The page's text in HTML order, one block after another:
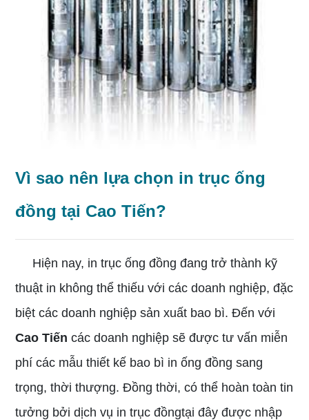
Vì sao nên lựa chọn in trục ống
đồng tại Cao Tiến?
Hiện nay, in trục ống đồng đang trở thành kỹ
thuật in không thể thiếu với các doanh nghiệp, đặc
biệt các doanh nghiệp sản xuất bao bì. Đến với
Cao Tiếncác doanh nghiệp sẽ được tư vấn miễn
phí các mẫu thiết kế bao bì in ống đồng sang
trọng, thời thượng. Đồng thời, có thể hoàn toàn tin
tưởng bởi dịch vụ in trục đồngtại đây được nhập